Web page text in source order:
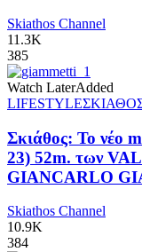
Skiathos Channel
11.3K
385
Watch LaterAdded
LIFESTYLE
Σκιάθος: Το νέο
23) 52m. των
GIANCARLO
Skiathos Channel
10.9K
384